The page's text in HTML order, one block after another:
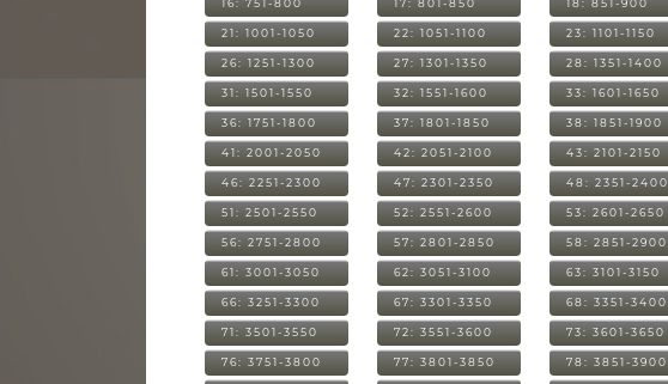
16: 751-800 17: 801-850 18: 851-900
21: 1001-1050 22: 1051-1100 23: 1101-1150
26: 1251-1300 27: 1301-1350 28: 1351-1400
31: 1501-1550 32: 1551-1600 33: 1601-1650
36: 1751-1800 37: 1801-1850 38: 1851-1900
41: 2001-2050 42: 2051-2100 43: 2101-2150
46: 2251-2300 47: 2301-2350 48: 2351-2400
51: 2501-2550 52: 2551-2600 53: 2601-2650
56: 2751-2800 57: 2801-2850 58: 2851-2900
61: 3001-3050 62: 3051-3100 63: 3101-3150
66: 3251-3300 67: 3301-3350 68: 3351-3400
71: 3501-3550 72: 3551-3600 73: 3601-3650
76: 3751-3800 77: 3801-3850 78: 3851-3900